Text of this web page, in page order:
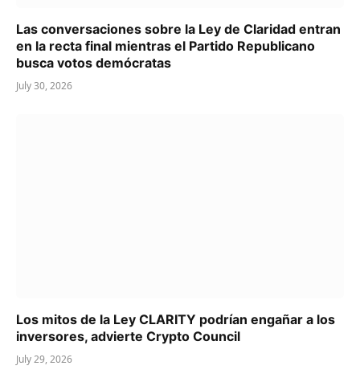
Las conversaciones sobre la Ley de Claridad entran
en la recta final mientras el Partido Republicano
busca votos demócratas
July 30, 2026
Los mitos de la Ley CLARITY podrían engañar a los
inversores, advierte Crypto Council
July 29, 2026